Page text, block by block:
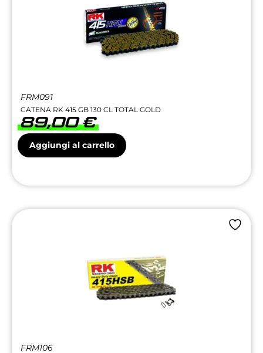
FRM091
CATENA RK 415 GB 130 CL TOTAL GOLD
89,00€
Aggiungi al carrello
FRM106